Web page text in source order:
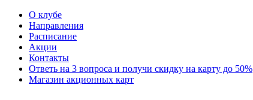
О клубе
Направления
Расписание
Акции
Контакты
Ответь на 3 вопроса и получи скидку на карту до 50%
Магазин акционных карт